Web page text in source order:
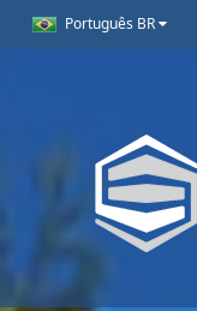
Português BR